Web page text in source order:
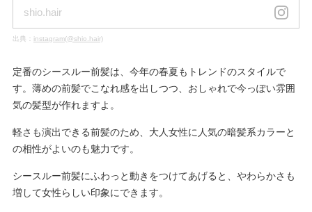
shio.hair
出典： instagram(@shio.hair)
定番のシースルー前髪は、今年の春夏もトレンドのスタイルで
す。薄めの前髪でこなれ感を出しつつ、おしゃれで今っぽい雰囲
気の髪型が作れますよ。
軽さも演出できる前髪のため、大人女性に人気の暗髪系カラーと
の相性がよいのも魅力です。
シースルー前髪にふわっと動きをつけてあげると、やわらかさも
増して女性らしい印象にできます。